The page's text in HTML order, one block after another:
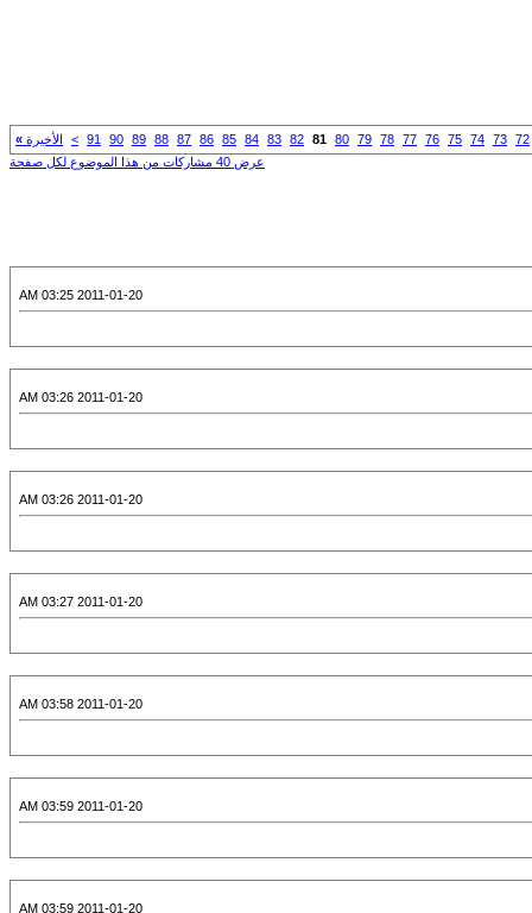
72
73
74
75
76
77
78
79
80
81
82
83
84
85
86
87
88
89
90
91
> الأخيرة »
عرض 40 مشاركات من هذا الموضوع لكل صفحة
2011-01-20 03:25 AM
2011-01-20 03:26 AM
2011-01-20 03:26 AM
2011-01-20 03:27 AM
2011-01-20 03:58 AM
2011-01-20 03:59 AM
2011-01-20 03:59 AM